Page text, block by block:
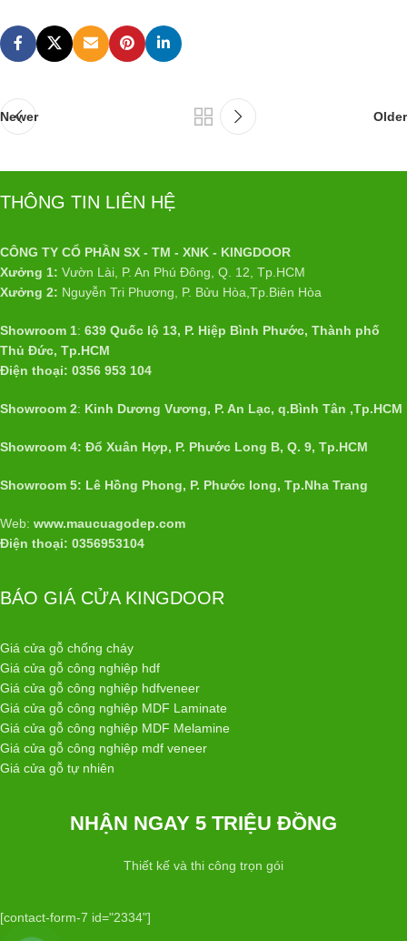
Newer Older
THÔNG TIN LIÊN HỆ
CÔNG TY CỔ PHẦN SX - TM - XNK - KINGDOOR
Xưởng 1: Vườn Lài, P. An Phú Đông, Q. 12, Tp.HCM
Xưởng 2: Nguyễn Tri Phương, P. Bửu Hòa,Tp.Biên Hòa
Showroom 1: 639 Quốc lộ 13, P. Hiệp Bình Phước, Thành phố
Thủ Đức, Tp.HCM
Điện thoại: 0356 953 104
Showroom 2: Kinh Dương Vương, P. An Lạc, q.Bình Tân ,Tp.HCM
Showroom 4: Đổ Xuân Hợp, P. Phước Long B, Q. 9, Tp.HCM
Showroom 5: Lê Hồng Phong, P. Phước long, Tp.Nha Trang
Web: www.maucuagodep.com
Điện thoại: 0356953104
BÁO GIÁ CỬA KINGDOOR
Giá cửa gỗ chống cháy
Giá cửa gỗ công nghiệp hdf
Giá cửa gỗ công nghiệp hdfveneer
Giá cửa gỗ công nghiệp MDF Laminate
Giá cửa gỗ công nghiệp MDF Melamine
Giá cửa gỗ công nghiệp mdf veneer
Giá cửa gỗ tự nhiên
NHẬN NGAY 5 TRIỆU ĐỒNG
Thiết kế và thi công trọn gói
[contact-form-7 id="2334"]